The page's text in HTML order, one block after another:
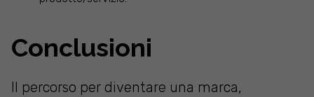
Conclusioni
Il percorso per diventare una marca,